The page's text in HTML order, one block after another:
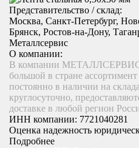
Представительство / склад:
Москва, Санкт-Петербург,
Брянск, Ростов-на-Дону,
Металлсервис
О компании:
В компании МЕТАЛЛСЕРВИС
большой в стране
постоянно в наличии на
круглосуточно,
доставке в любой регион
ИНН компании: 7721040281
Оценка надежность
Подробнее